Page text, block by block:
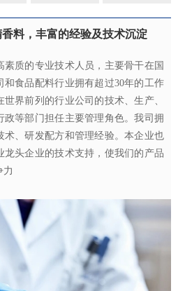
料，丰富的经验及技术沉淀
素质的专业技术人员，主要骨干在国
和食品配料行业拥有超过30年的工作
世界前列的行业公司的技术、生产、
政等部门担任主要管理角色。我司拥
术、研发配方和管理经验。本企业也
龙头企业的技术支持，使我们的产品
力
调香需求
香料技术研发实验室和生产车间，可
、满意，高性价比的高品质香精。
体系
司就建立了国际认可的ISO9001：
系及ISO22000：2018 食品安全管理体
量稳定性及食用安全性保驾护航。
芳传五洲
术服务中心，汇聚了多位优秀的技术
香料在各类产品中的开发应用，能高
求打造不同产品，满 足客户对提高其
短交货期的需求。